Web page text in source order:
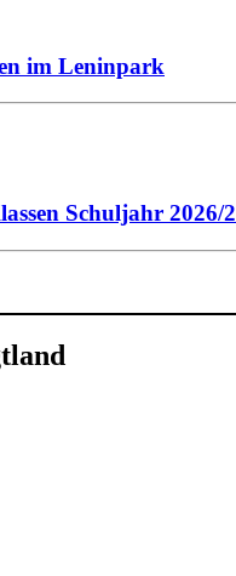
im Leninpark
Schuljahr 2026/